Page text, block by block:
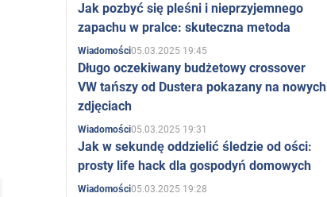
Jak pozbyć się pleśni i nieprzyjemnego
zapachu w pralce: skuteczna metoda
Wiadomości05.03.2025 19:45
Długo oczekiwany budżetowy crossover
VW tańszy od Dustera pokazany na nowych
zdjęciach
Wiadomości05.03.2025 19:31
Jak w sekundę oddzielić śledzie od ości:
prosty life hack dla gospodyń domowych
Wiadomości05.03.2025 19:28